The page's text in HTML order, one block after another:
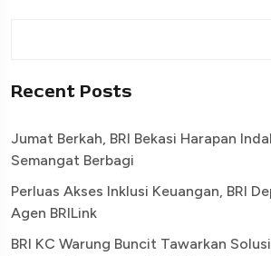
Recent Posts
Jumat Berkah, BRI Bekasi Harapan
Semangat Berbagi
Perluas Akses Inklusi Keuangan, BRI
Agen BRILink
BRI KC Warung Buncit Tawarkan